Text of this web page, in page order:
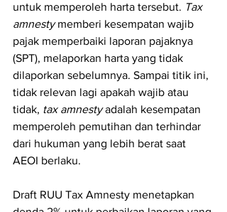
untuk memperoleh harta tersebut. Tax
amnesty memberi kesempatan wajib
pajak memperbaiki laporan pajaknya
(SPT), melaporkan harta yang tidak
dilaporkan sebelumnya. Sampai titik ini,
tidak relevan lagi apakah wajib atau
tidak, tax amnesty adalah kesempatan
memperoleh pemutihan dan terhindar
dari hukuman yang lebih berat saat
AEOI berlaku.
Draft RUU Tax Amnesty menetapkan